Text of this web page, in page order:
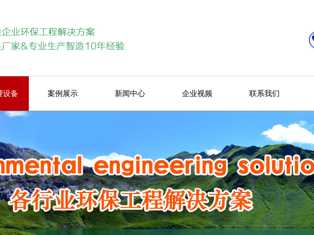
设备 案例展示 新闻中心 企业视频 联系我们